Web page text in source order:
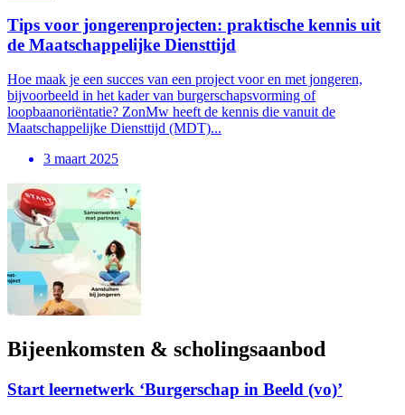
Tips voor jongerenprojecten: praktische kennis uit
de Maatschappelijke Diensttijd
Hoe maak je een succes van een project voor en met jongeren,
bijvoorbeeld in het kader van burgerschapsvorming of
loopbaanoriëntatie? ZonMw heeft de kennis die vanuit de
Maatschappelijke Diensttijd (MDT)...
3 maart 2025
Bijeenkomsten & scholingsaanbod
Start leernetwerk ‘Burgerschap in Beeld (vo)’